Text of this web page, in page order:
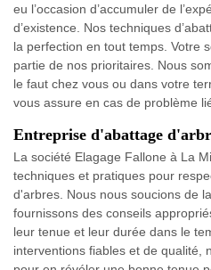
eu l’occasion d’accumuler de
d’existence. Nos techniques
la perfection en tout temps. Votre
partie de nos prioritaires. Nous
le faut chez vous ou dans votre
vous assure en cas de problème
Entreprise d'abattage
La société Elagage Fallone à La
techniques et pratiques pour
d'arbres. Nous nous soucions de
fournissons des conseils
leur tenue et leur durée dans le
interventions fiables et de qualité,